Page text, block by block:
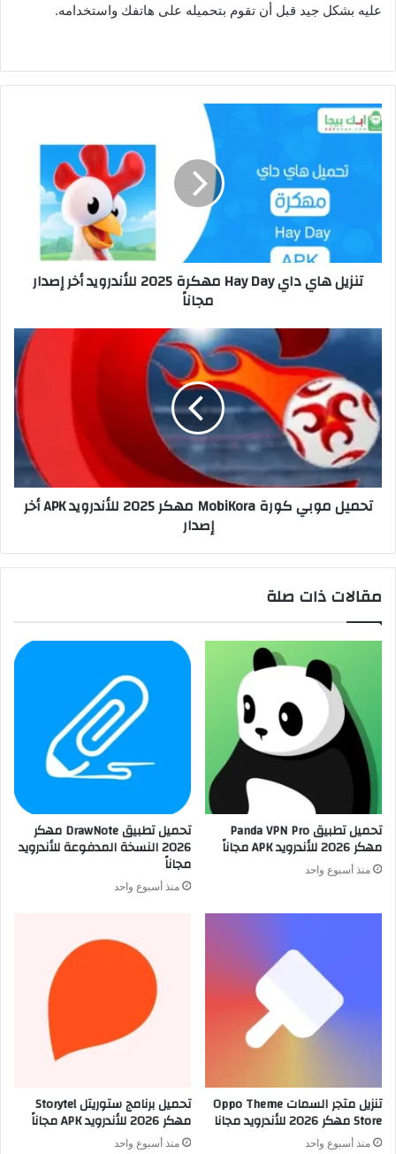
عليه بشكل جيد قبل أن تقوم بتحميله على هاتفك واستخدامه.
تنزيل هاي داي Hay Day مهكرة 2025 للأندرويد أخر إصدار
مجاناً
تحميل موبي كورة MobiKora مهكر 2025 للأندرويد APK أخر
إصدار
مقالات ذات صلة
تحميل تطبيق Panda VPN Pro
مهكر 2026 للأندرويد APK مجاناً
منذ أسبوع واحد
تحميل تطبيق DrawNote مهكر
2026 النسخة المدفوعة للأندرويد
مجاناً
منذ أسبوع واحد
تنزيل متجر السمات Oppo Theme
Store مهكر 2026 للأندرويد مجانا
منذ أسبوع واحد
تحميل برنامج ستوريتل Storytel
مهكر 2026 للأندرويد APK مجاناً
منذ أسبوع واحد